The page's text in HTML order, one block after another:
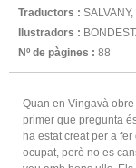
Traductors :
Ilustradors :
Nº de pàgines : 88
Quan en Vingavà
primer que pregunta
ha estat creat per a
ocupat, però no es